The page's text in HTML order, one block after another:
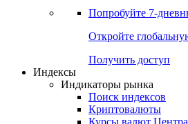
Попробуйте 7-
Откройте
Получить доступ
Индексы
Индикаторы рынка
Поиск индексов
Криптовалюты
Курсы валют